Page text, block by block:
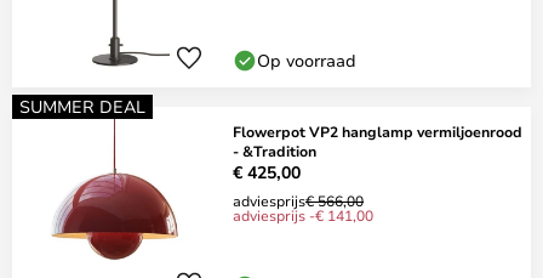
Op voorraad
SUMMER DEAL
Flowerpot VP2 hanglamp vermiljoenrood
- &Tradition
€ 425,00
adviesprijs€ 566,00
adviesprijs -€ 141,00